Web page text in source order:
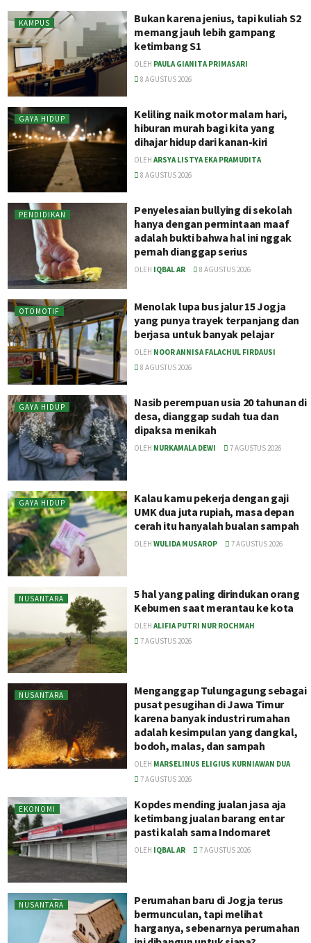
KAMPUS
Bukan karena jenius, tapi kuliah S2
memang jauh lebih gampang
ketimbang S1
OLEH PAULA GIANITA PRIMASARI
8 AGUSTUS 2026
GAYA HIDUP
Keliling naik motor malam hari,
hiburan murah bagi kita yang
dihajar hidup dari kanan-kiri
OLEH ARSYA LISTYA EKA PRAMUDITA
8 AGUSTUS 2026
PENDIDIKAN
Penyelesaian bullying di sekolah
hanya dengan permintaan maaf
adalah bukti bahwa hal ini nggak
pernah dianggap serius
OLEH IQBAL AR 8 AGUSTUS 2026
OTOMOTIF
Menolak lupa bus jalur 15 Jogja
yang punya trayek terpanjang dan
berjasa untuk banyak pelajar
OLEH NOOR ANNISA FALACHUL FIRDAUSI
8 AGUSTUS 2026
GAYA HIDUP
Nasib perempuan usia 20 tahunan di
desa, dianggap sudah tua dan
dipaksa menikah
OLEH NURKAMALA DEWI 7 AGUSTUS 2026
GAYA HIDUP
Kalau kamu pekerja dengan gaji
UMK dua juta rupiah, masa depan
cerah itu hanyalah bualan sampah
OLEH WULIDA MUSAROP 7 AGUSTUS 2026
NUSANTARA
5 hal yang paling dirindukan orang
Kebumen saat merantau ke kota
OLEH ALIFIA PUTRI NUR ROCHMAH
7 AGUSTUS 2026
NUSANTARA
Menganggap Tulungagung sebagai
pusat pesugihan di Jawa Timur
karena banyak industri rumahan
adalah kesimpulan yang dangkal,
bodoh, malas, dan sampah
OLEH MARSELINUS ELIGIUS KURNIAWAN DUA
7 AGUSTUS 2026
EKONOMI
Kopdes mending jualan jasa aja
ketimbang jualan barang entar
pasti kalah sama Indomaret
OLEH IQBAL AR 7 AGUSTUS 2026
NUSANTARA
Perumahan baru di Jogja terus
bermunculan, tapi melihat
harganya, sebenarnya perumahan